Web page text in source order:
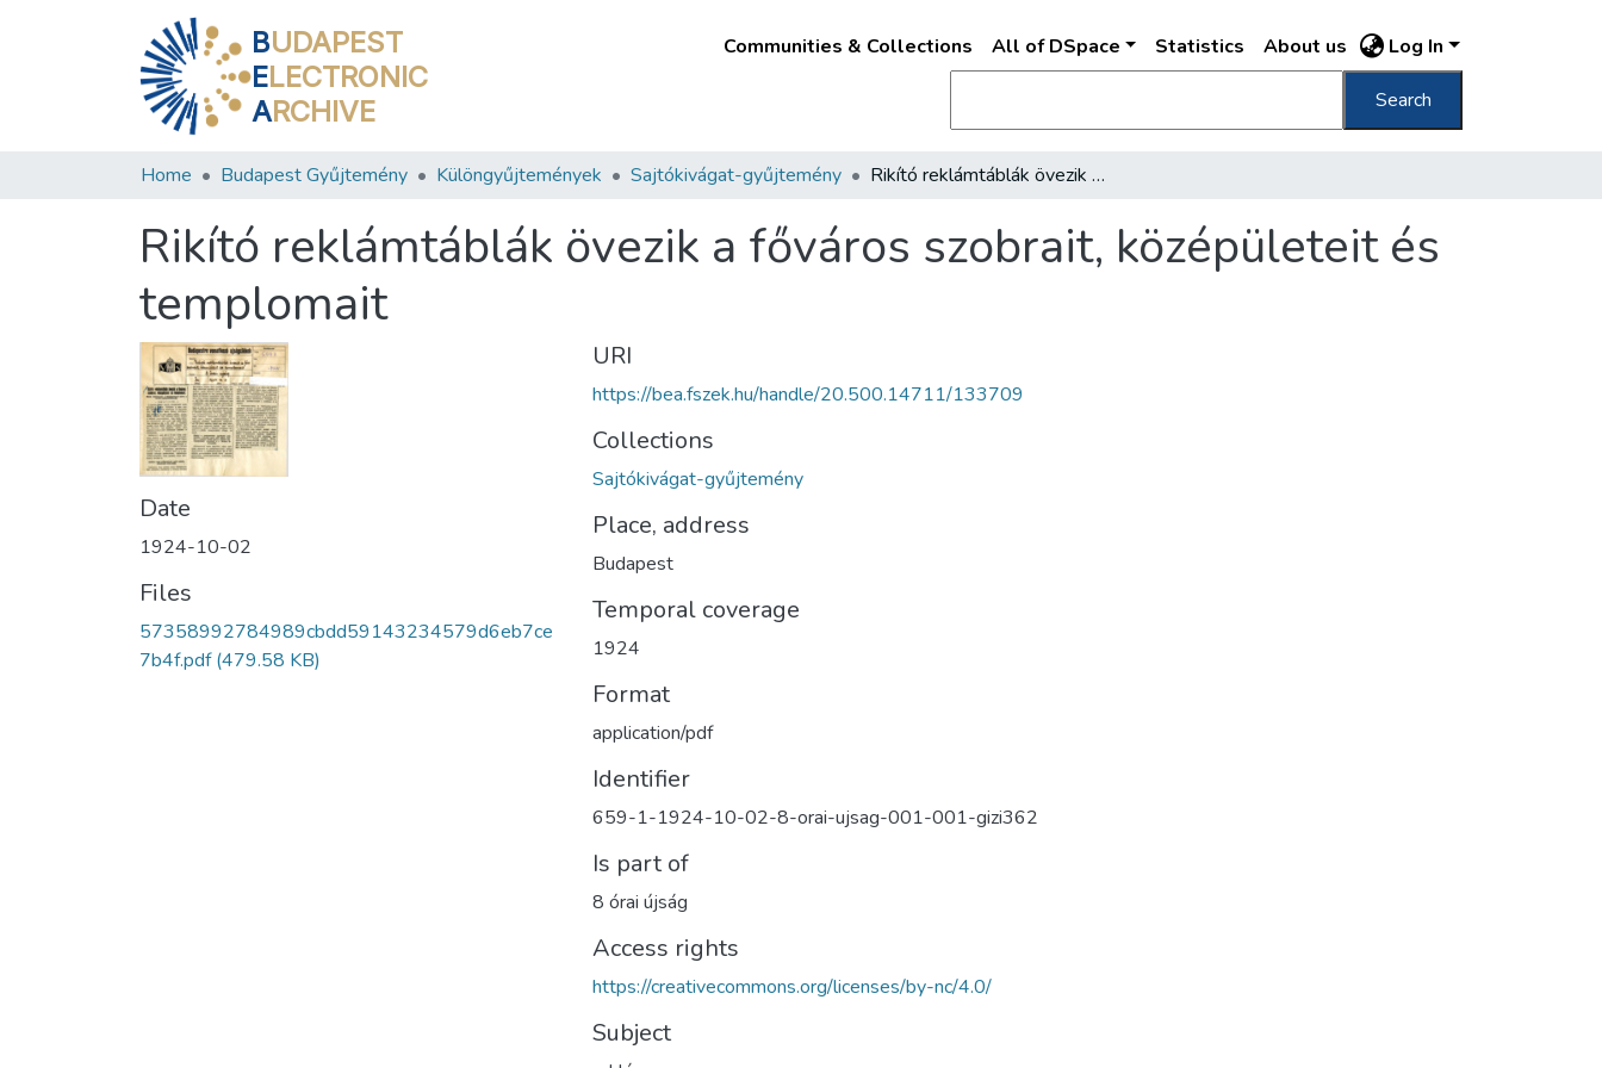
BUDAPEST
ELECTRONIC
ARCHIVE
Communities & Collections All of DSpace Statistics About us Log In
Search
Home Budapest Gyűjtemény Különgyűjtemények Sajtókivágat-gyűjtemény Rikító reklámtáblák övezik a főváros szobrait, középületeit és templomait
Rikító reklámtáblák övezik a főváros szobrait, középületeit és
templomait
Date
1924-10-02
Files
57358992784989cbdd59143234579d6eb7ce
7b4f.pdf(479.58 KB)
URI
https://bea.fszek.hu/handle/20.500.14711/133709
Collections
Sajtókivágat-gyűjtemény
Place, address
Budapest
Temporal coverage
1924
Format
application/pdf
Identifier
659-1-1924-10-02-8-orai-ujsag-001-001-gizi362
Is part of
8 órai újság
Access rights
https://creativecommons.org/licenses/by-nc/4.0/
Subject